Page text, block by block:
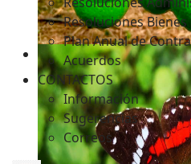
Resoluciones
Plan Anual de
Acuerdos
CONTACTOS
Información
Sugerencias
Correos